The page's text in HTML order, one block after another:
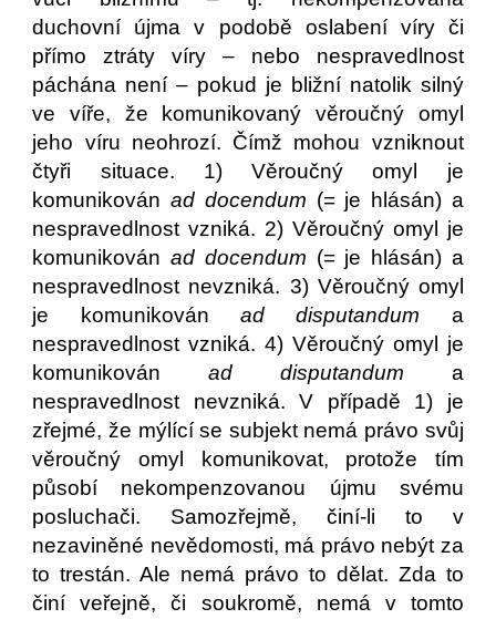
duchovní újma v podobě oslabení víry či
přímo ztráty víry – nebo nespravedlnost
páchána není – pokud je bližní natolik silný
ve víře, že komunikovaný věroučný omyl
jeho víru neohrozí. Čímž mohou vzniknout
čtyři situace. 1) Věroučný omyl je
komunikovánad docendum (= je hlásán) a
nespravedlnost vzniká. 2) Věroučný omyl je
komunikovánad docendum (= je hlásán) a
nespravedlnost nevzniká. 3) Věroučný omyl
je komunikován ad disputandum a
nespravedlnost vzniká. 4) Věroučný omyl je
komunikovánad disputandum a
nespravedlnost nevzniká. V případě 1) je
zřejmé, že mýlící se subjekt nemá právo svůj
věroučný omyl komunikovat, protože tím
působí nekompenzovanou újmu svému
posluchači. Samozřejmě, činí-li to v
nezaviněné nevědomosti, má právo nebýt za
to trestán. Ale nemá právo to dělat. Zda to
činí veřejně, či soukromě, nemá v tomto